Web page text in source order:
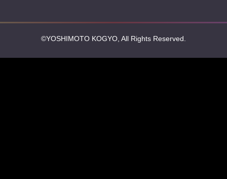
©YOSHIMOTO KOGYO, All Rights Reserved.